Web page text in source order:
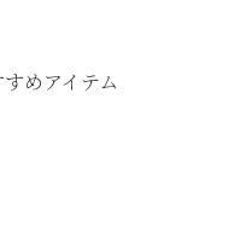
めアイテム